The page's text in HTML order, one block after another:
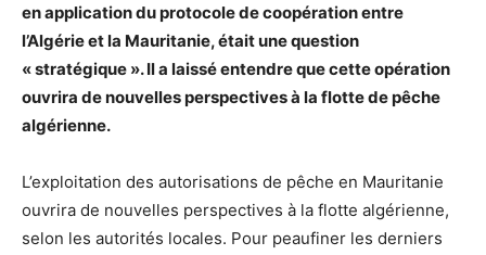
en application du protocole de coopération entre
l’Algérie et la Mauritanie, était une question
« stratégique ». Il a laissé entendre que cette opération
ouvrira de nouvelles perspectives à la flotte de pêche
algérienne.
L’exploitation des autorisations de pêche en Mauritanie
ouvrira de nouvelles perspectives à la flotte algérienne,
selon les autorités locales. Pour peaufiner les derniers